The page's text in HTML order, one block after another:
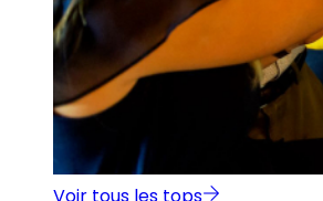
Voir tous les tops